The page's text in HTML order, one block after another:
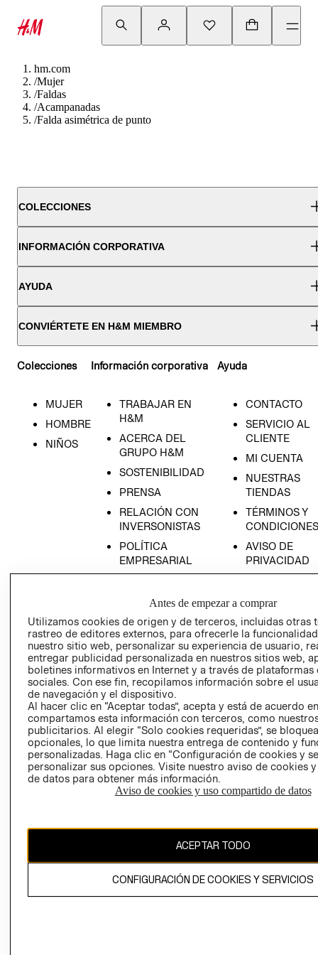
hm.com
/Mujer
/Faldas
/Acampanadas
/Falda asimétrica de punto
COLECCIONES
INFORMACIÓN CORPORATIVA
AYUDA
CONVIÉRTETE EN H&M MIEMBRO
Colecciones
MUJER
HOMBRE
NIÑOS
Información corporativa
TRABAJAR EN
H&M
ACERCA DEL
GRUPO H&M
SOSTENIBILIDAD
PRENSA
RELACIÓN CON
INVERSONISTAS
POLÍTICA
EMPRESARIAL
Ayuda
CONTACTO
SERVICIO AL
CLIENTE
MI CUENTA
NUESTRAS
TIENDAS
TÉRMINOS Y
CONDICIONES
AVISO DE
PRIVACIDAD
AVISO DE
LIBRO DE
Ecuador ($)
CAMBIAR REGIÓN
propiedad de H&M Hennes & Mauritz AB.
Antes de empezar a comprar
Utilizamos cookies de origen y de terceros, incluidas otras
rastreo de editores externos, para ofrecerle la
nuestro sitio web, personalizar su experiencia de usuario,
entregar publicidad personalizada en nuestros sitios web,
boletines informativos en Internet y a través de plataformas
sociales. Con ese fin, recopilamos información sobre el
de navegación y el dispositivo.
Al hacer clic en “Aceptar todas”, acepta y está de acuerdo
compartamos esta información con terceros, como
publicitarios. Al elegir “Solo cookies requeridas”, se
opcionales, lo que limita nuestra entrega de contenido y
personalizadas. Haga clic en “Configuración de cookies y
personalizar sus opciones. Visite nuestro aviso de cookies
de datos para obtener más información.
Aviso de cookies y uso compartido de datos
ACEPTAR TODO
CONFIGURACIÓN DE COOKIES Y SERVICIOS